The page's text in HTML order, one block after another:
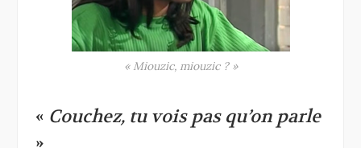
« Miouzic, miouzic ? »
« Couchez, tu vois pas qu’on parle
»